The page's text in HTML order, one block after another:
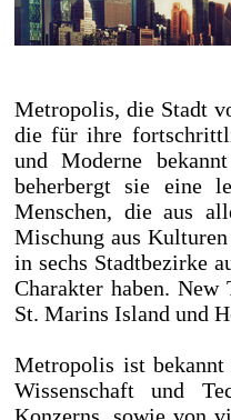
Metropolis, die Stadt
die für ihre
und Moderne
beherbergt sie eine
Menschen, die aus
Mischung aus
in sechs Stadtbezirke
Charakter haben. New
St. Marins Island und
Metropolis ist
Wissenschaft und